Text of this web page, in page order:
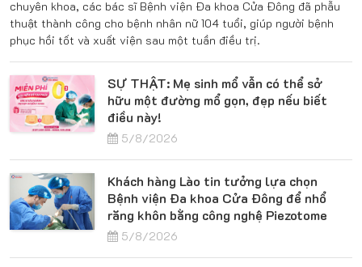
chuyên khoa, các bác sĩ Bệnh viện Đa khoa Cửa Đông đã phẫu
thuật thành công cho bệnh nhân nữ 104 tuổi, giúp người bệnh
phục hồi tốt và xuất viện sau một tuần điều trị.
SỰ THẬT: Mẹ sinh mổ vẫn có thể sở
hữu một đường mổ gọn, đẹp nếu biết
điều này!
5/8/2026
Khách hàng Lào tin tưởng lựa chọn
Bệnh viện Đa khoa Cửa Đông để nhổ
răng khôn bằng công nghệ Piezotome
5/8/2026